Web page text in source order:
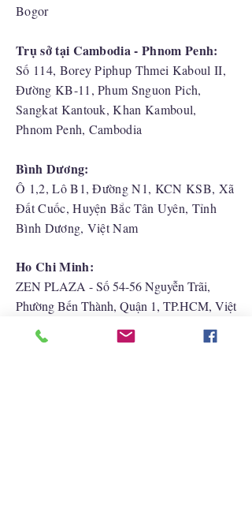
Bogor
Trụ sở tại Cambodia - Phnom Penh:
Số 114, Borey Piphup Thmei Kaboul II,
Đường KB-11, Phum Snguon Pich,
Sangkat Kantouk, Khan Kamboul,
Phnom Penh, Cambodia
Bình Dương:
Ô 1,2, Lô B1, Đường N1, KCN KSB, Xã
Đất Cuốc, Huyện Bắc Tân Uyên, Tỉnh
Bình Dương, Việt Nam
Ho Chi Minh:
ZEN PLAZA - Số 54-56 Nguyễn Trãi,
Phường Bến Thành, Quận 1, TP.HCM, Việt
Nam